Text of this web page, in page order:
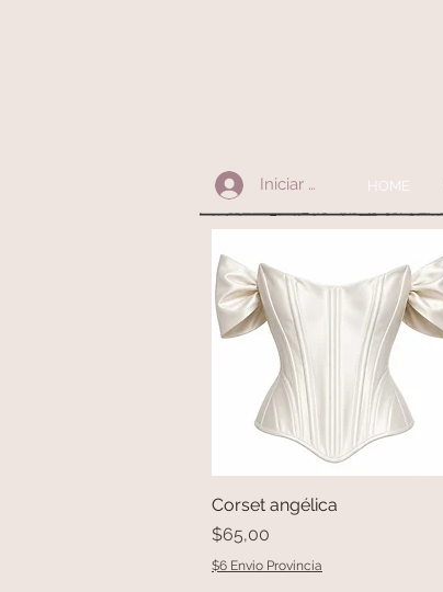
Iniciar sesión HOME
Vista rápida
Corset angélica
Precio
$65,00
$6 Envio Provincia